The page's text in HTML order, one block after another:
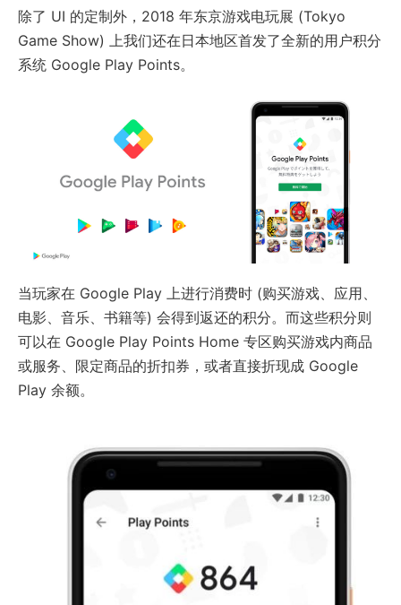
除了 UI 的定制外，2018 年东京游戏电玩展 (Tokyo
Game Show) 上我们还在日本地区首发了全新的用户积分
系统 Google Play Points。
当玩家在 Google Play 上进行消费时 (购买游戏、应用、
电影、音乐、书籍等) 会得到返还的积分。而这些积分则
可以在 Google Play Points Home 专区购买游戏内商品
或服务、限定商品的折扣券，或者直接折现成 Google
Play 余额。